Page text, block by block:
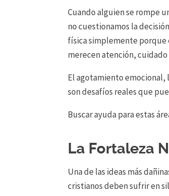
Cuando alguien se rompe
no cuestionamos la
física simplemente porque
merecen atención, cuidado
El agotamiento emocional,
son desafíos reales que
Buscar ayuda para estas
La Fortaleza
Una de las ideas más
cristianos deben sufrir en